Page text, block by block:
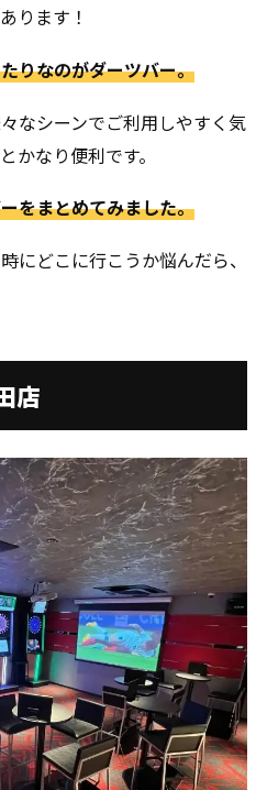
ります！
りなのがダーツバー。
なシーンでご利用しやすく気
かなり便利です。
をまとめてみました。
にどこに行こうか悩んだら、
店